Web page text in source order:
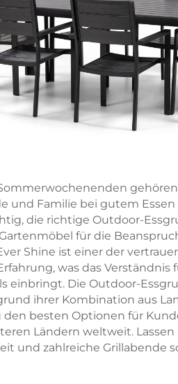
und Familie bei gutem
die richtige Outdoor-
für die
Shine ist einer der
was das
einbringt. Die Outdoor-
ihrer Kombination aus
den besten Optionen für
Ländern weltweit.
und zahlreiche Grillabende